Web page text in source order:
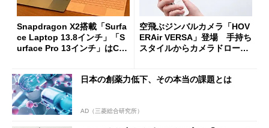
Snapdragon X2搭載「Surfa
ce Laptop 13.8インチ」「S
urface Pro 13インチ」はCop
た
空飛ぶジンバルカメラ「HOV
ERAir VERSA」登場 手持ち
スタイルからカメラドローン
日本の創薬力低下、その本当の課題とは
AD（三菱総合研究所）